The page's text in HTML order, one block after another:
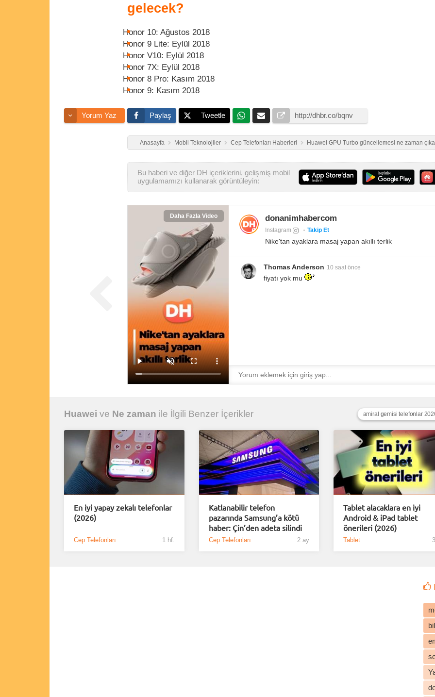
gelecek?
Honor 10: Ağustos 2018
Honor 9 Lite: Eylül 2018
Honor V10: Eylül 2018
Honor 7X: Eylül 2018
Honor 8 Pro: Kasım 2018
Honor 9: Kasım 2018
Yorum Yaz Paylaş Tweetle
Anasayfa Mobil Teknolojiler Cep Telefonları Haberleri Huawei GPU Turbo güncellemesi ne zaman
Bu haberi ve diğer DH içeriklerini, gelişmiş mobil
uygulamamızı kullanarak görüntüleyin:
Daha Fazla Video donanimhabercom
Instagram Takip Et
Nike'tan ayaklara masaj yapan akıllı terlik
Thomas Anderson 10 saat önce
fiyatı yok mu
Huawei ve Ne zaman ile İlgili Benzer İçerikler amiral gemisi telefonlar
En iyi yapay zekalı telefonlar
(2026)
Cep Telefonları 1 hf.
Katlanabilir telefon
pazarında Samsung’a kötü
haber: Çin’den adeta silindi
Cep Telefonları 2 ay
Tablet alacaklara en iyi
Android & iPad tablet
önerileri (2026)
Tablet